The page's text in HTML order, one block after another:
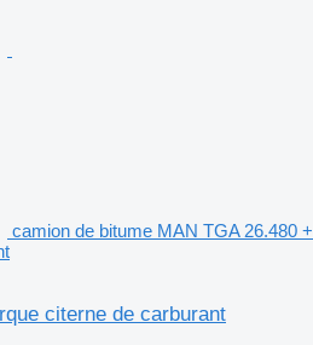
camion de bitume MAN TGA 26.480 +
citerne de carburant